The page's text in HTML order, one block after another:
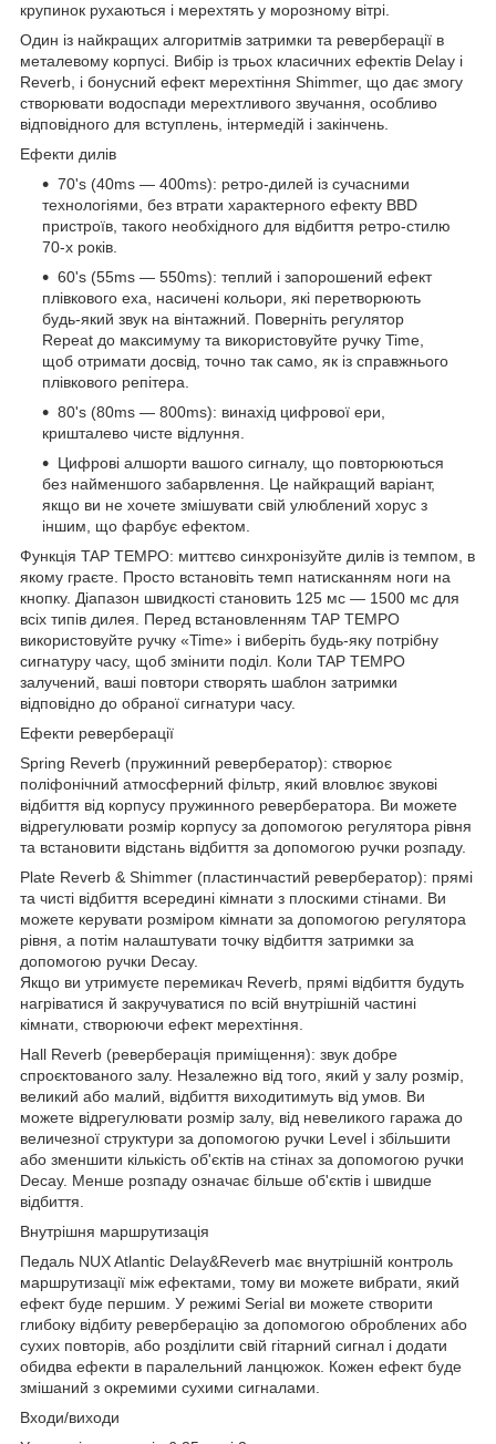
крупинок рухаються і мерехтять у морозному вітрі.
Один із найкращих алгоритмів затримки та реверберації в
металевому корпусі. Вибір із трьох класичних ефектів Delay і
Reverb, і бонусний ефект мерехтіння Shimmer, що дає змогу
створювати водоспади мерехтливого звучання, особливо
відповідного для вступлень, інтермедій і закінчень.
Ефекти дилів
70's (40ms — 400ms): ретро-дилей із сучасними
технологіями, без втрати характерного ефекту BBD
пристроїв, такого необхідного для відбиття ретро-стилю
70-х років.
60's (55ms — 550ms): теплий і запорошений ефект
плівкового еха, насичені кольори, які перетворюють
будь-який звук на вінтажний. Поверніть регулятор
Repeat до максимуму та використовуйте ручку Time,
щоб отримати досвід, точно так само, як із справжнього
плівкового репітера.
80's (80ms — 800ms): винахід цифрової ери,
кришталево чисте відлуння.
Цифрові алшорти вашого сигналу, що повторюються
без найменшого забарвлення. Це найкращий варіант,
якщо ви не хочете змішувати свій улюблений хорус з
іншим, що фарбує ефектом.
Функція TAP TEMPO: миттєво синхронізуйте дилів із темпом, в
якому граєте. Просто встановіть темп натисканням ноги на
кнопку. Діапазон швидкості становить 125 мс — 1500 мс для
всіх типів дилея. Перед встановленням TAP TEMPO
використовуйте ручку «Time» і виберіть будь-яку потрібну
сигнатуру часу, щоб змінити поділ. Коли TAP TEMPO
залучений, ваші повтори створять шаблон затримки
відповідно до обраної сигнатури часу.
Ефекти реверберації
Spring Reverb (пружинний ревербератор): створює
поліфонічний атмосферний фільтр, який вловлює звукові
відбиття від корпусу пружинного ревербератора. Ви можете
відрегулювати розмір корпусу за допомогою регулятора рівня
та встановити відстань відбиття за допомогою ручки розпаду.
Plate Reverb & Shimmer (пластинчастий ревербератор): прямі
та чисті відбиття всередині кімнати з плоскими стінами. Ви
можете керувати розміром кімнати за допомогою регулятора
рівня, а потім налаштувати точку відбиття затримки за
допомогою ручки Decay.
Якщо ви утримуєте перемикач Reverb, прямі відбиття будуть
нагріватися й закручуватися по всій внутрішній частині
кімнати, створюючи ефект мерехтіння.
Hall Reverb (реверберація приміщення): звук добре
спроєктованого залу. Незалежно від того, який у залу розмір,
великий або малий, відбиття виходитимуть від умов. Ви
можете відрегулювати розмір залу, від невеликого гаража до
величезної структури за допомогою ручки Level і збільшити
або зменшити кількість об'єктів на стінах за допомогою ручки
Decay. Менше розпаду означає більше об'єктів і швидше
відбиття.
Внутрішня маршрутизація
Педаль NUX Atlantic Delay&Reverb має внутрішній контроль
маршрутизації між ефектами, тому ви можете вибрати, який
ефект буде першим. У режимі Serial ви можете створити
глибоку відбиту реверберацію за допомогою оброблених або
сухих повторів, або розділити свій гітарний сигнал і додати
обидва ефекти в паралельний ланцюжок. Кожен ефект буде
змішаний з окремими сухими сигналами.
Входи/виходи